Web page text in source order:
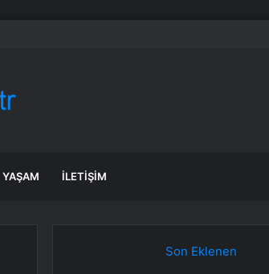
YAŞAM İLETIŞIM
Son Eklenen